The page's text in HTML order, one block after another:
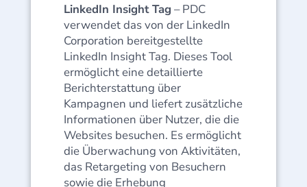
LinkedIn Insight Tag – PDC
verwendet das von der LinkedIn
Corporation bereitgestellte
LinkedIn Insight Tag. Dieses Tool
ermöglicht eine detaillierte
Berichterstattung über
Kampagnen und liefert zusätzliche
Informationen über Nutzer, die die
Websites besuchen. Es ermöglicht
die Überwachung von Aktivitäten,
das Retargeting von Besuchern
sowie die Erhebung